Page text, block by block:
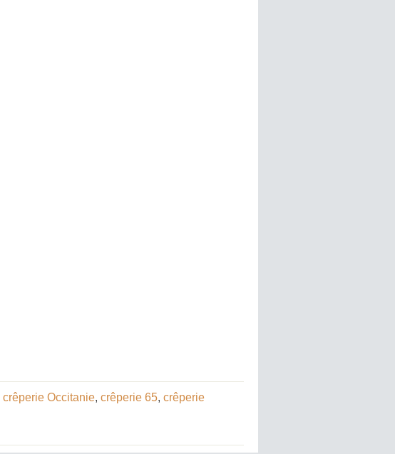
crêperie Occitanie, crêperie 65, crêperie